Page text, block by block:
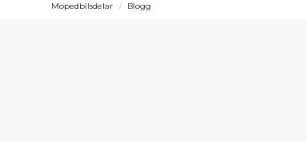
Mopedbilsdelar Blogg